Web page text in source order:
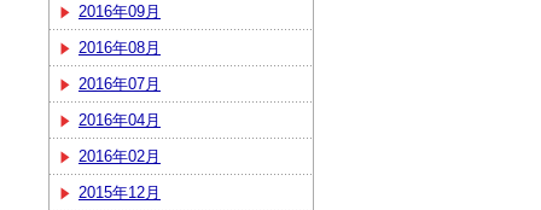
2016年09月
2016年08月
2016年07月
2016年04月
2016年02月
2015年12月